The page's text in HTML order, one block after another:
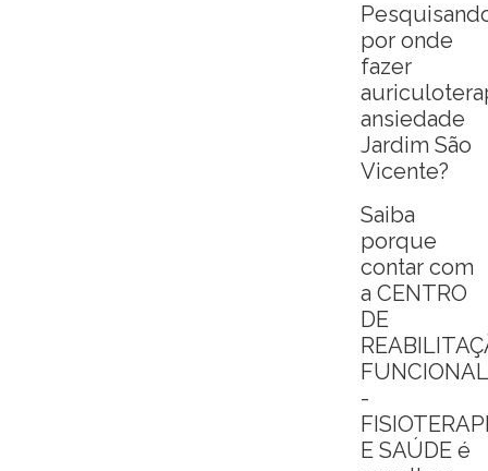
por onde
fazer
ansiedade
Jardim São
Vicente?
Saiba
porque
contar com
a CENTRO
DE
FUNCIONAL
-
E SAÚDE é